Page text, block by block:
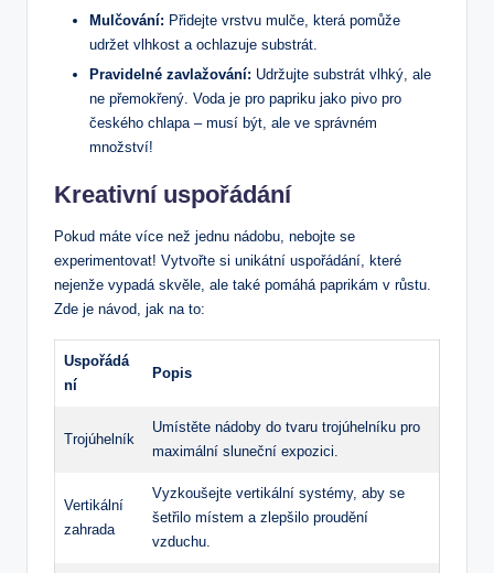
Mulčování: Přidejte vrstvu mulče, která pomůže
udržet vlhkost a ochlazuje substrát.
Pravidelné zavlažování: Udržujte substrát vlhký, ale
ne přemokřený. Voda je pro papriku jako pivo pro
českého chlapa – musí být, ale ve správném
množství!
Kreativní uspořádání
Pokud máte více než jednu nádobu, nebojte se
experimentovat! Vytvořte si unikátní uspořádání, které
nejenže vypadá skvěle, ale také pomáhá paprikám v růstu.
Zde je návod, jak na to:
Uspořádá
ní
Popis
Trojúhelník
Umístěte nádoby do tvaru trojúhelníku pro
maximální sluneční expozici.
Vertikální
zahrada
Vyzkoušejte vertikální systémy, aby se
šetřilo místem a zlepšilo proudění
vzduchu.